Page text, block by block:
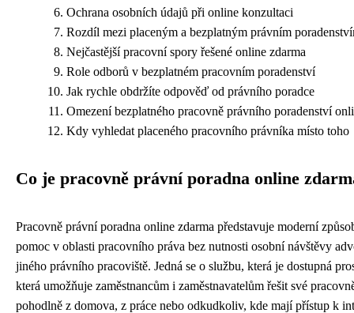
Ochrana osobních údajů při online konzultaci
Rozdíl mezi placeným a bezplatným právním
Nejčastější pracovní spory řešené online zdarma
Role odborů v bezplatném pracovním poradenství
Jak rychle obdržíte odpověď od právního poradce
Omezení bezplatného pracovně právního poradenství
Kdy vyhledat placeného pracovního právníka místo toho
Co je pracovně právní poradna online
Pracovně právní poradna online zdarma představuje moderní
pomoc v oblasti pracovního práva bez nutnosti osobní návštěvy
jiného právního pracoviště. Jedná se o službu, která je dostupná
která umožňuje zaměstnancům i zaměstnavatelům řešit své
pohodlně z domova, z práce nebo odkudkoliv, kde mají přístup k